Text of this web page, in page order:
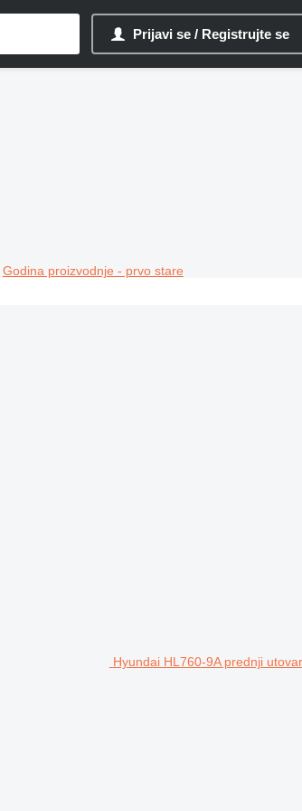
Prijavi se / Registrujte se
Godina proizvodnje - prvo stare
Hyundai HL760-9A prednji